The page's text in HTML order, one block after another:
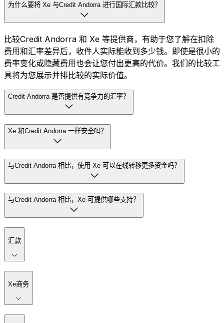
为什么要将 Xe 与Credit Andorra 进行国际汇款比较？
比较Credit Andorra 和 Xe 等提供商，有助于您了解在扣除
费用和汇率差异后，收件人实际能收到多少钱。即使是很小的
费率变化或隐藏费用也会让您付出更高的代价。我们的比较工
具将为您展示并排比较的实际价值。
Credit Andorra 是否提供有竞争力的汇率？
Xe 和Credit Andorra 一样安全吗？
与Credit Andorra 相比，使用 Xe 可以在线转移更多资金吗？
与Credit Andorra 相比，Xe 可提供哪些支持？
汇款
Xe商务